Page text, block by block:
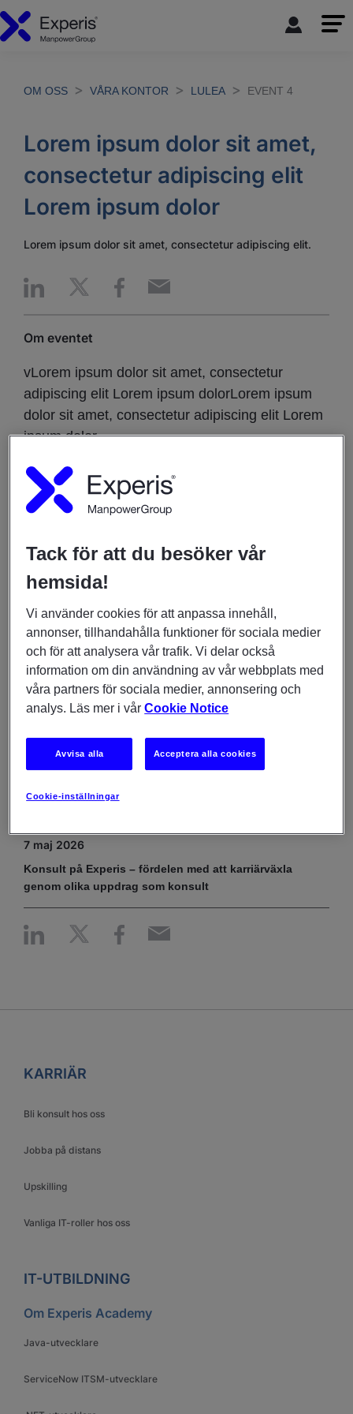
OM OSS VÅRA KONTOR LULEA EVENT 4
Lorem ipsum dolor sit amet,
consectetur adipiscing elit
Lorem ipsum dolor
Lorem ipsum dolor sit amet, consectetur adipiscing elit.
Om eventet
vLorem ipsum dolor sit amet, consectetur
adipiscing elit Lorem ipsum dolorLorem ipsum
dolor sit amet, consectetur adipiscing elit Lorem
ipsum dolor
När
18 september 2020
DU KANSKE OCKSÅ ÄR INTRESSERAD AV
INSIKTER OCH UNDERSÖKNINGAR
9 juni 2026
IT & tech‑branschen visar stabil rekryteringstakt inför
sommaren
FÖR JOBBSÖKARE
8 maj 2026
7 maj 2026
Konsult på Experis – fördelen med att karriärväxla
genom olika uppdrag som konsult
KARRIÄR
Bli konsult hos oss
Jobba på distans
Upskilling
Vanliga IT-roller hos oss
IT-UTBILDNING
Om Experis Academy
Java-utvecklare
ServiceNow ITSM-utvecklare
Tack för att du besöker vår
hemsida!
Vi använder cookies för att anpassa innehåll,
annonser, tillhandahålla funktioner för sociala medier
och för att analysera vår trafik. Vi delar också
information om din användning av vår webbplats med
våra partners för sociala medier, annonsering och
analys. Läs mer i vårCookie Notice
Cookie-inställningar
Avvisa alla Acceptera alla cookies